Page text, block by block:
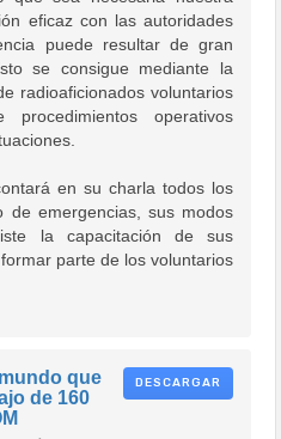
eficaz con las autoridades
puede resultar de gran
se consigue mediante la
radioaficionados voluntarios
operativos
en su charla todos los
de emergencias, sus modos
la capacitación de sus
parte de los voluntarios
DESCARGAR
que
de 160